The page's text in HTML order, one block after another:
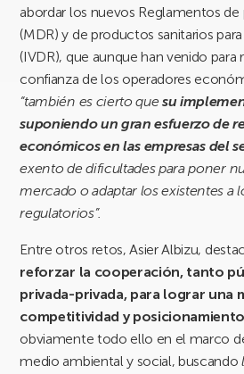
abordar los nuevos Reglamentos
(MDR) y de productos sanitarios
(IVDR), que aunque han venido para
confianza de los operadores
“también es cierto quesu
suponiendo un gran esfuerzo de
económicos en las empresas del
exento de dificultades para poner
mercado o adaptar los existentes a
regulatorios”.
Entre otros retos, Asier Albizu,
reforzar la cooperación, tanto
privada-privada, para lograr una
competitividad y
obviamente todo ello en el marco
medio ambiental y social, buscando